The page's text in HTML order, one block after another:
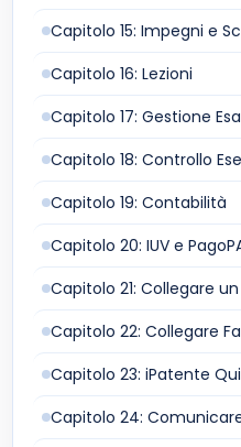
Capitolo 15: Impegni e
Capitolo 16: Lezioni
Capitolo 17: Gestione
Capitolo 18: Controllo
Capitolo 19: Contabilità
Capitolo 20: IUV e
Capitolo 21: Collegare
Capitolo 22: Collegare
Capitolo 23: iPatente
Capitolo 24: